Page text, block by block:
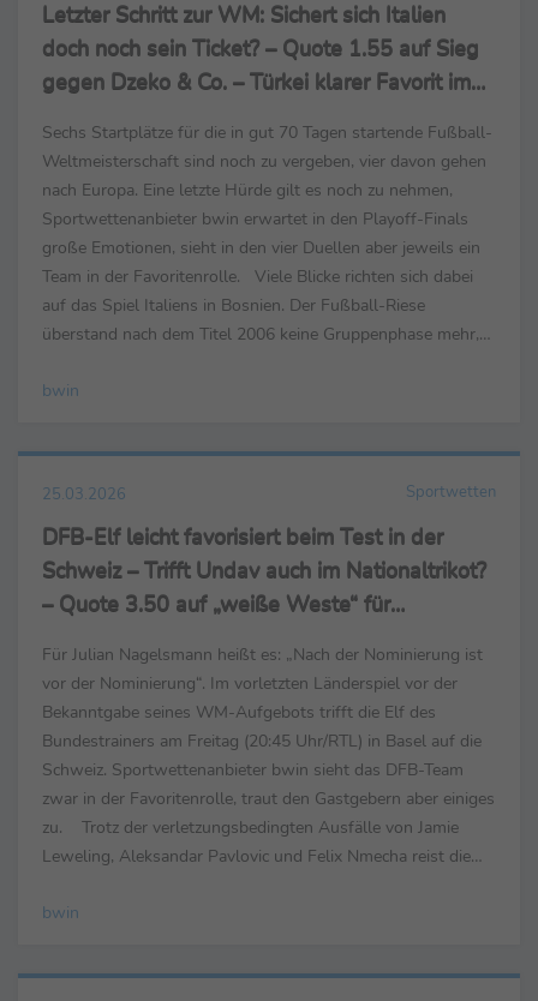
Letzter Schritt zur WM: Sichert sich Italien
doch noch sein Ticket? – Quote 1.55 auf Sieg
gegen Dzeko & Co. – Türkei klarer Favorit im
Sechs Startplätze für die in gut 70 Tagen startende Fußball-
Weltmeisterschaft sind noch zu vergeben, vier davon gehen
nach Europa. Eine letzte Hürde gilt es noch zu nehmen,
Sportwettenanbieter bwin erwartet in den Playoff-Finals
große Emotionen, sieht in den vier Duellen aber jeweils ein
Team in der Favoritenrolle. Viele Blicke richten sich dabei
auf das Spiel Italiens in Bosnien. Der Fußball-Riese
überstand nach dem Titel 2006 keine Gruppenphase mehr,
bwin
25.03.2026 Sportwetten
DFB-Elf leicht favorisiert beim Test in der
Schweiz – Trifft Undav auch im Nationaltrikot?
– Quote 3.50 auf „weiße Weste“ für
Für Julian Nagelsmann heißt es: „Nach der Nominierung ist
vor der Nominierung“. Im vorletzten Länderspiel vor der
Bekanntgabe seines WM-Aufgebots trifft die Elf des
Bundestrainers am Freitag (20:45 Uhr/RTL) in Basel auf die
Schweiz. Sportwettenanbieter bwin sieht das DFB-Team
zwar in der Favoritenrolle, traut den Gastgebern aber einiges
zu. Trotz der verletzungsbedingten Ausfälle von Jamie
Leweling, Aleksandar Pavlovic und Felix Nmecha reist die
bwin